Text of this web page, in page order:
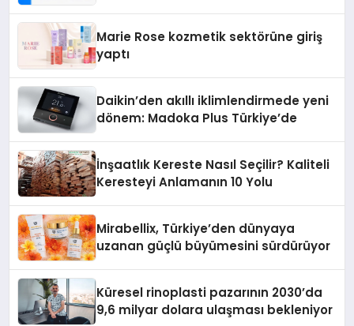
Marie Rose kozmetik sektörüne giriş
yaptı
Daikin’den akıllı iklimlendirmede yeni
dönem: Madoka Plus Türkiye’de
İnşaatlık Kereste Nasıl Seçilir? Kaliteli
Keresteyi Anlamanın 10 Yolu
Mirabellix, Türkiye’den dünyaya
uzanan güçlü büyümesini sürdürüyor
Küresel rinoplasti pazarının 2030’da
9,6 milyar dolara ulaşması bekleniyor